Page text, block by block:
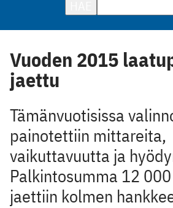
Vuoden 2015
jaettu
Tämänvuotisissa
painotettiin ­mittareita,
vaikuttavuutta ja
Palkintosumma 12
jaettiin kolmen